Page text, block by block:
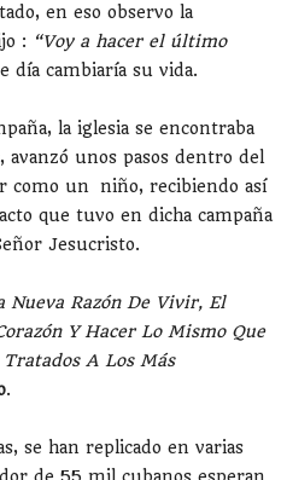
en eso observo la
: “Voy a hacer el último
día cambiaría su vida.
la iglesia se encontraba
avanzó unos pasos dentro del
como un niño, recibiendo así
que tuvo en dicha campaña
Jesucristo.
Nueva Razón De Vivir, El
Y Hacer Lo Mismo Que
A Los Más
.
se han replicado en varias
de 55 mil cubanos esperan